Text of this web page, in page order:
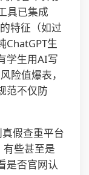
具已集成
特征（如过
ChatGPT生
学生用AI写
险值爆表，
范不仅防
假查重平台
有些甚至是
是否官网认